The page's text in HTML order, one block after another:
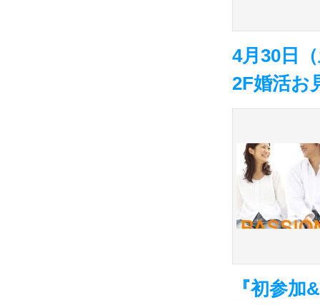
4月30日
2F婚活お
『初参